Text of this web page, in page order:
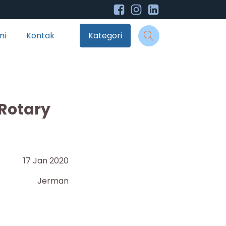
Kontak Kategori
17 Jan 2020
Jerman